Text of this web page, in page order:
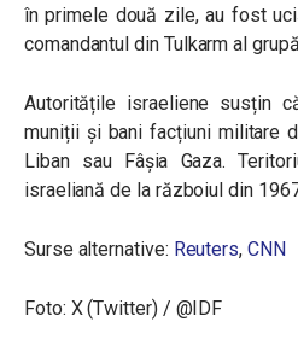
în primele două zile, au fost
comandantul din Tulkarm al
Autoritățile israeliene susțin
muniții și bani facțiuni militare
Liban sau Fâșia Gaza.
israeliană de la războiul din
Surse alternative: Reuters, CNN
Foto: X (Twitter) / @IDF